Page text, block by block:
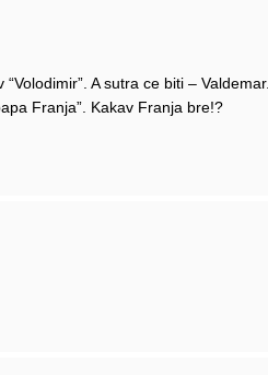
A sutra ce biti – Valdemar.
Franja”. Kakav Franja bre!?